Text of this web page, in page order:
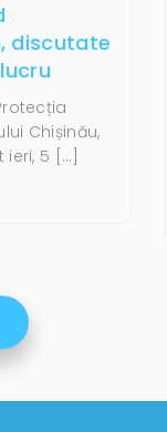
discutate
Chișinău,
5 […]